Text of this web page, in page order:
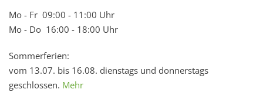
Mo - Fr 09:00 - 11:00 Uhr
Mo - Do 16:00 - 18:00 Uhr
Sommerferien:
vom 13.07. bis 16.08. dienstags und donnerstags
geschlossen. Mehr